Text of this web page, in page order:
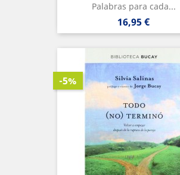
Palabras para cada...
Precio
16,95 €
-5%